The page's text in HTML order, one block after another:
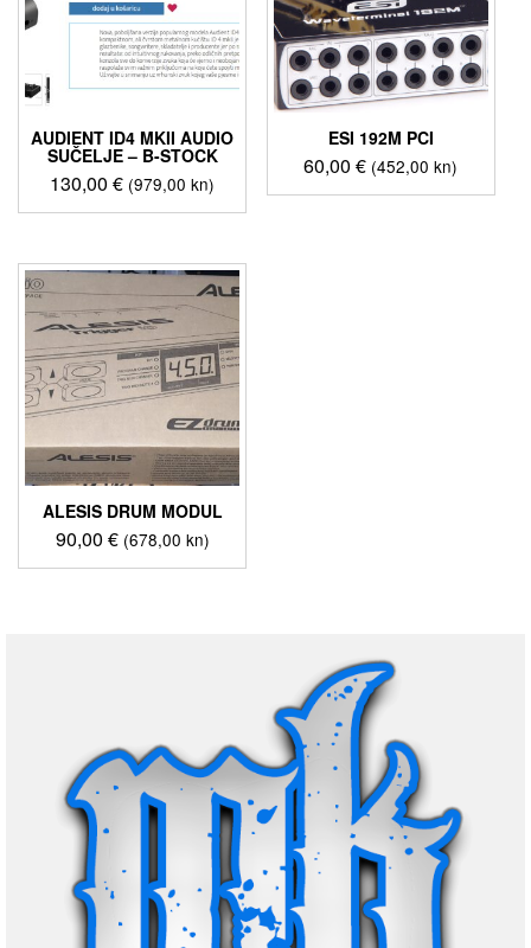
AUDIENT ID4 MKII AUDIO
SUČELJE – B-STOCK
130,00€ (979,00 kn)
ESI 192M PCI
60,00€ (452,00 kn)
ALESIS DRUM MODUL
90,00 € (678,00 kn)